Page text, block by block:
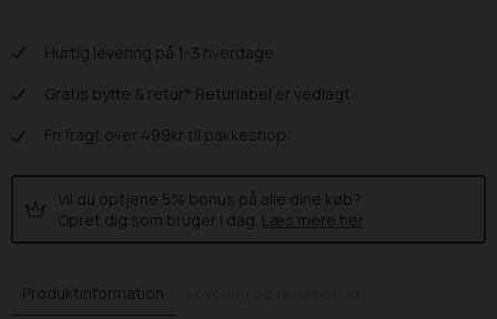
Hurtig levering på 1-3 hverdage
Gratis bytte & retur* Returlabel er vedlagt
Fri fragt over 499kr til pakkeshop
Vil du optjene 5% bonus på alle dine køb?
Opret dig som bruger i dag. Læs mere her.
Produktinformation